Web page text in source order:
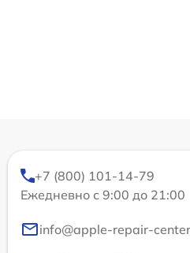
+7 (800) 101-14-79
Ежедневно с 9:00 до 21:00
info@apple-repair-